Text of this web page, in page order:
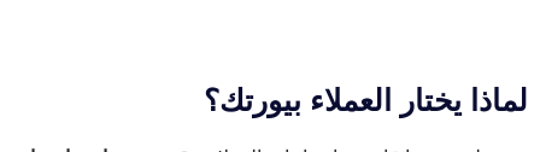
لماذا يختار العملاء بيورتك؟